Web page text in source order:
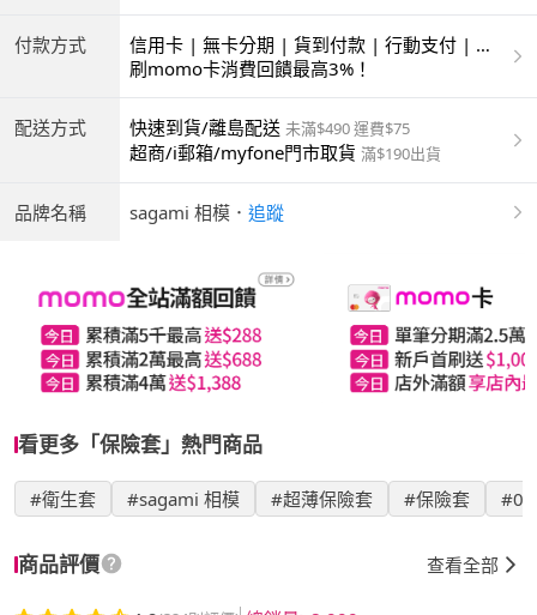
付款方式
信用卡 | 無卡分期 | 貨到付款 | 行動支付 | 超
商付款 | ATM | 銀聯卡
刷momo卡消費回饋最高3%！
配送方式 快速到貨/離島配送 未滿$490 運費$75
超商/i郵箱/myfone門市取貨 滿$190出貨
品牌名稱 sagami 相模 ． 追蹤
看更多「保險套」熱門商品
#衛生套 #sagami 相模 #超薄保險套 #保險套
商品評價 查看全部